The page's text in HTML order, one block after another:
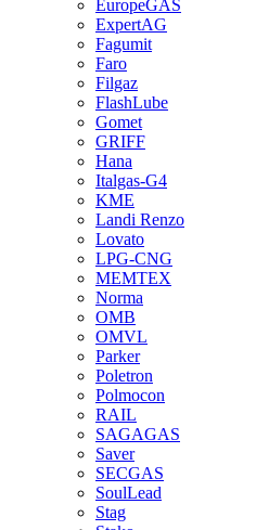
EuropeGAS
ExpertAG
Fagumit
Faro
Filgaz
FlashLube
Gomet
GRIFF
Hana
Italgas-G4
KME
Landi Renzo
Lovato
LPG-CNG
MEMTEX
Norma
OMB
OMVL
Parker
Poletron
Polmocon
RAIL
SAGAGAS
Saver
SECGAS
SoulLead
Stag